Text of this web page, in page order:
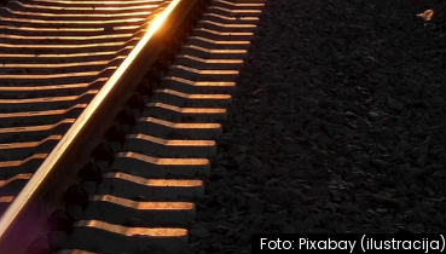
Foto: Pixabay (ilustracija)